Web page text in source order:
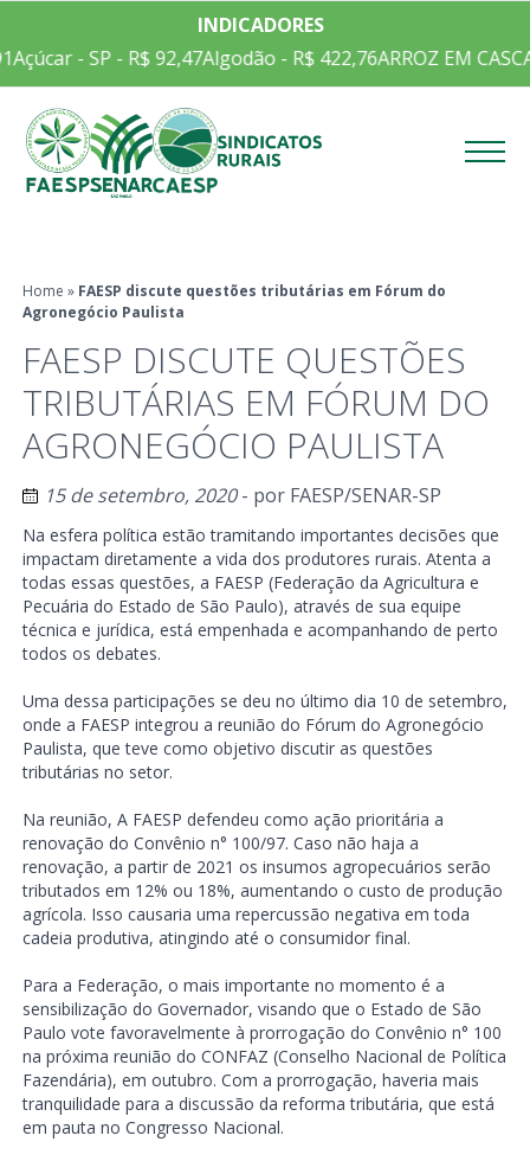
INDICADORES
Açúcar - SP - R$ 92,47Algodão - R$ 422,76ARROZ EM
Home » FAESP discute questões tributárias em Fórum do
Agronegócio Paulista
FAESP DISCUTE QUESTÕES
TRIBUTÁRIAS EM FÓRUM DO
AGRONEGÓCIO PAULISTA
15 de setembro, 2020- por FAESP/SENAR-SP
Na esfera política estão tramitando importantes decisões que
impactam diretamente a vida dos produtores rurais. Atenta a
todas essas questões, a FAESP (Federação da Agricultura e
Pecuária do Estado de São Paulo), através de sua equipe
técnica e jurídica, está empenhada e acompanhando de perto
todos os debates.
Uma dessa participações se deu no último dia 10 de setembro,
onde a FAESP integrou a reunião do Fórum do Agronegócio
Paulista, que teve como objetivo discutir as questões
tributárias no setor.
Na reunião, A FAESP defendeu como ação prioritária a
renovação do Convênio n° 100/97. Caso não haja a
renovação, a partir de 2021 os insumos agropecuários serão
tributados em 12% ou 18%, aumentando o custo de produção
agrícola. Isso causaria uma repercussão negativa em toda
cadeia produtiva, atingindo até o consumidor final.
Para a Federação, o mais importante no momento é a
sensibilização do Governador, visando que o Estado de São
Paulo vote favoravelmente à prorrogação do Convênio n° 100
na próxima reunião do CONFAZ (Conselho Nacional de Política
Fazendária), em outubro. Com a prorrogação, haveria mais
tranquilidade para a discussão da reforma tributária, que está
em pauta no Congresso Nacional.